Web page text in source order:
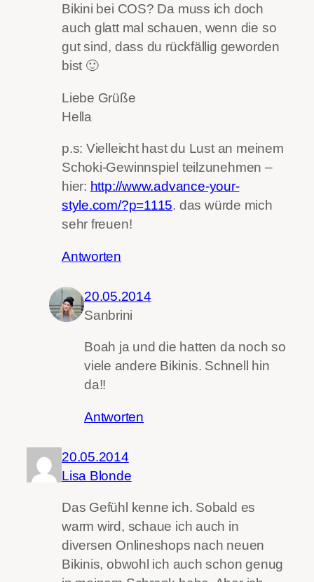
Bikini bei COS? Da muss ich doch
auch glatt mal schauen, wenn die so
gut sind, dass du rückfällig geworden
bist 🙂
Liebe Grüße
Hella
p.s: Vielleicht hast du Lust an meinem
Schoki-Gewinnspiel teilzunehmen –
hier: http://www.advance-your-
style.com/?p=1115. das würde mich
sehr freuen!
Antworten
20.05.2014
Sanbrini
Boah ja und die hatten da noch so
viele andere Bikinis. Schnell hin
da!!
Antworten
20.05.2014
Lisa Blonde
Das Gefühl kenne ich. Sobald es
warm wird, schaue ich auch in
diversen Onlineshops nach neuen
Bikinis, obwohl ich auch schon genug